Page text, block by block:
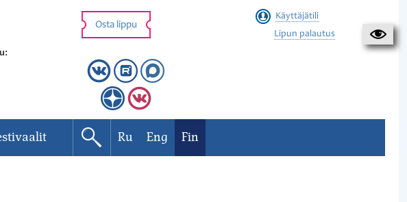
Osta lippu
Käyttäjätili
Lipun palautus
Ru Eng Fin